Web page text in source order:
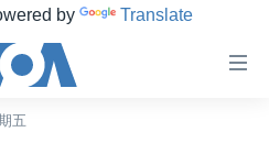
by Translate
五